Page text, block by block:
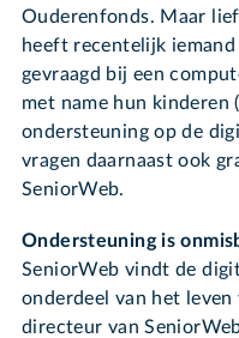
Ouderenfonds. Maar
heeft recentelijk
gevraagd bij een
met name hun kinderen
ondersteuning op de
vragen daarnaast ook
SeniorWeb.
Ondersteuning is
SeniorWeb vindt de
onderdeel van het leven
directeur van